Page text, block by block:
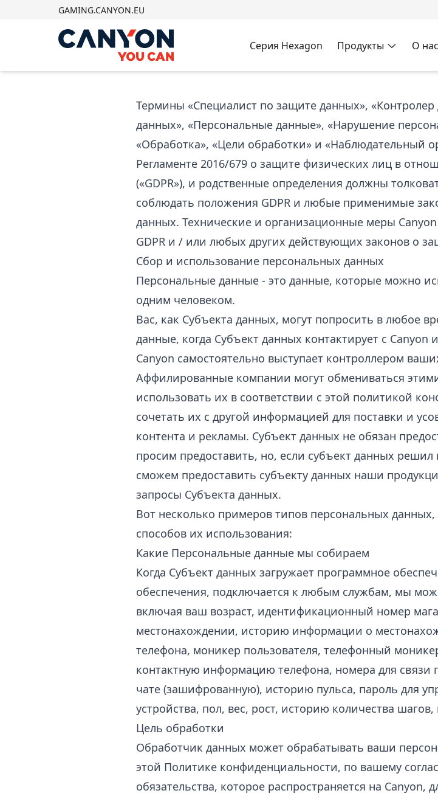
GAMING.CANYON.EU
Серия Hexagon Продукты О нас
Термины «Специалист по защите данных»,
данных», «Персональные данные», «Нарушение
«Обработка», «Цели обработки» и «Наблюдательный
Регламенте 2016/679 о защите физических лиц в
(«GDPR»), и родственные определения должны
соблюдать положения GDPR и любые применимые
данных. Технические и организационные меры
GDPR и / или любых других действующих законов о
Сбор и использование персональных данных
Персональные данные - это данные, которые можно
одним человеком.
Вас, как Субъекта данных, могут попросить в любое
данные, когда Субъект данных контактирует с
Canyon самостоятельно выступает контроллером
Аффилированные компании могут обмениваться
использовать их в соответствии с этой политикой
сочетать их с другой информацией для поставки и
контента и рекламы. Субъект данных не обязан
просим предоставить, но, если субъект данных решил
сможем предоставить субъекту данных наши
запросы Субъекта данных.
Вот несколько примеров типов персональных
способов их использования:
Какие Персональные данные мы собираем
Когда Субъект данных загружает программное
обеспечения, подключается к любым службам, мы
включая ваш возраст, идентификационный номер
местонахождении, историю информации о
телефона, моникер пользователя, телефонный
контактную информацию телефона, номера для
чате (зашифрованную), историю пульса, пароль для
устройства, пол, вес, рост, историю количества
Цель обработки
Обработчик данных может обрабатывать ваши
этой Политике конфиденциальности, по вашему
обязательства, которое распространяется на